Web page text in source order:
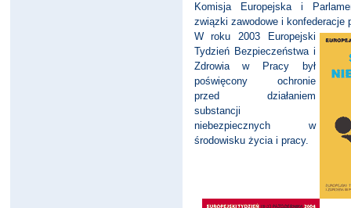
Komisja Europejska i
związki zawodowe i konfederacje
W roku 2003 Europejski
Tydzień Bezpieczeństwa i
Zdrowia w Pracy był
poświęcony ochronie
przed działaniem
substancji
niebezpiecznych w
środowisku życia i pracy.